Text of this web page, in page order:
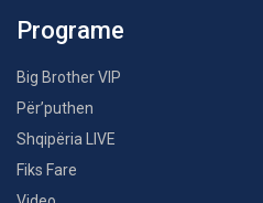
Programe
Big Brother VIP
Për’puthen
Shqipëria LIVE
Fiks Fare